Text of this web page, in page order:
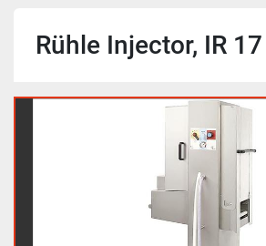
Rühle Injector, IR 17